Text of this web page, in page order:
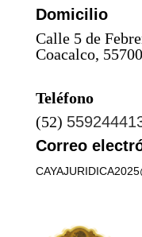
Domicilio
Calle 5 de
Coacalco,
Teléfono
(52)
Correo